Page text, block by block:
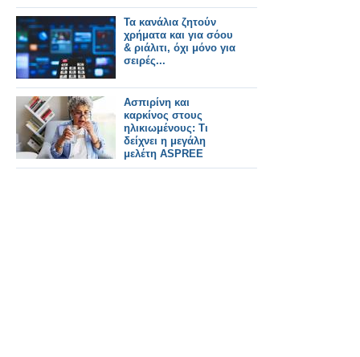
Τα κανάλια ζητούν
χρήματα και για σόου
& ριάλιτι, όχι μόνο για
σειρές...
Ασπιρίνη και
καρκίνος στους
ηλικιωμένους: Τι
δείχνει η μεγάλη
μελέτη ASPREE